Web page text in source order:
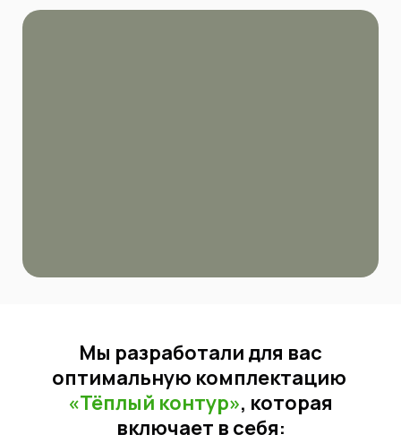
Мы разработали для вас
оптимальную комплектацию
«Тёплый контур», которая
включает в себя: